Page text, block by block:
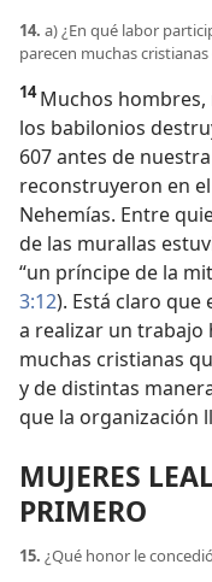
14. a) ¿En qué labor
parecen muchas
14Muchos
los babilonios
607 antes de
reconstruyeron en
Nehemías. Entre
de las murallas
“un príncipe de la
3:12). Está claro que
a realizar un trabajo
muchas cristianas
y de distintas
que la organización
MUJERES
PRIMERO
15. ¿Qué honor le